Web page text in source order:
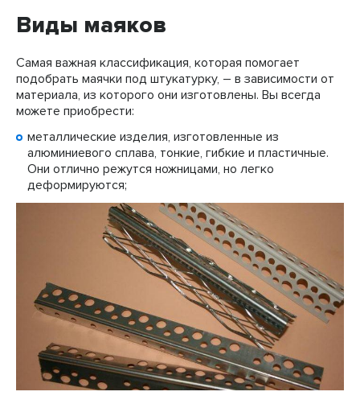
Виды маяков
Самая важная классификация, которая помогает
подобрать маячки под штукатурку, – в зависимости от
материала, из которого они изготовлены. Вы всегда
можете приобрести:
металлические изделия, изготовленные из
алюминиевого сплава, тонкие, гибкие и пластичные.
Они отлично режутся ножницами, но легко
деформируются;